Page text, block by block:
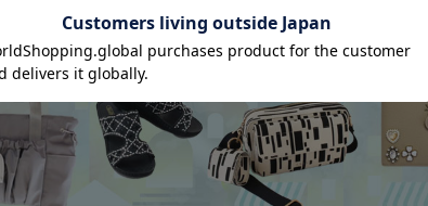
Category
アイテムカテゴリー